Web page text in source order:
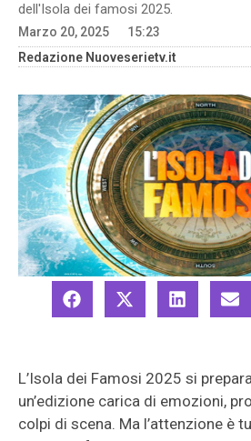
dell'Isola dei famosi 2025.
Marzo 20, 2025
15:23
Redazione Nuoveserietv.it
L’Isola dei Famosi 2025 si
un’edizione carica di emozioni,
colpi di scena. Ma l’attenzione è